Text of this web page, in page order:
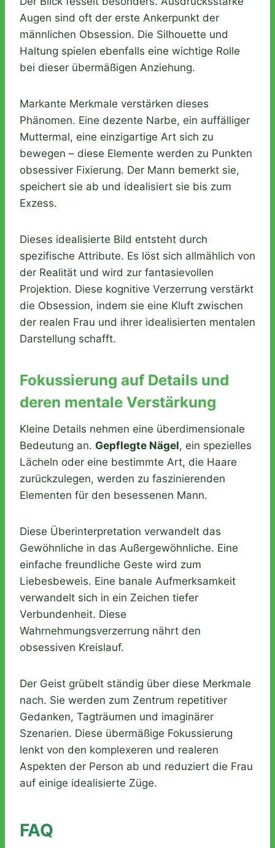
Augen sind oft der erste Ankerpunkt der
männlichen Obsession. Die Silhouette und
Haltung spielen ebenfalls eine wichtige Rolle
bei dieser übermäßigen Anziehung.
Markante Merkmale verstärken dieses
Phänomen. Eine dezente Narbe, ein auffälliger
Muttermal, eine einzigartige Art sich zu
bewegen – diese Elemente werden zu Punkten
obsessiver Fixierung. Der Mann bemerkt sie,
speichert sie ab und idealisiert sie bis zum
Exzess.
Dieses idealisierte Bild entsteht durch
spezifische Attribute. Es löst sich allmählich von
der Realität und wird zur fantasievollen
Projektion. Diese kognitive Verzerrung verstärkt
die Obsession, indem sie eine Kluft zwischen
der realen Frau und ihrer idealisierten mentalen
Darstellung schafft.
Fokussierung auf Details und
deren mentale Verstärkung
Kleine Details nehmen eine überdimensionale
Bedeutung an. Gepflegte Nägel, ein spezielles
Lächeln oder eine bestimmte Art, die Haare
zurückzulegen, werden zu faszinierenden
Elementen für den besessenen Mann.
Diese Überinterpretation verwandelt das
Gewöhnliche in das Außergewöhnliche. Eine
einfache freundliche Geste wird zum
Liebesbeweis. Eine banale Aufmerksamkeit
verwandelt sich in ein Zeichen tiefer
Verbundenheit. Diese
Wahrnehmungsverzerrung nährt den
obsessiven Kreislauf.
Der Geist grübelt ständig über diese Merkmale
nach. Sie werden zum Zentrum repetitiver
Gedanken, Tagträumen und imaginärer
Szenarien. Diese übermäßige Fokussierung
lenkt von den komplexeren und realeren
Aspekten der Person ab und reduziert die Frau
auf einige idealisierte Züge.
FAQ